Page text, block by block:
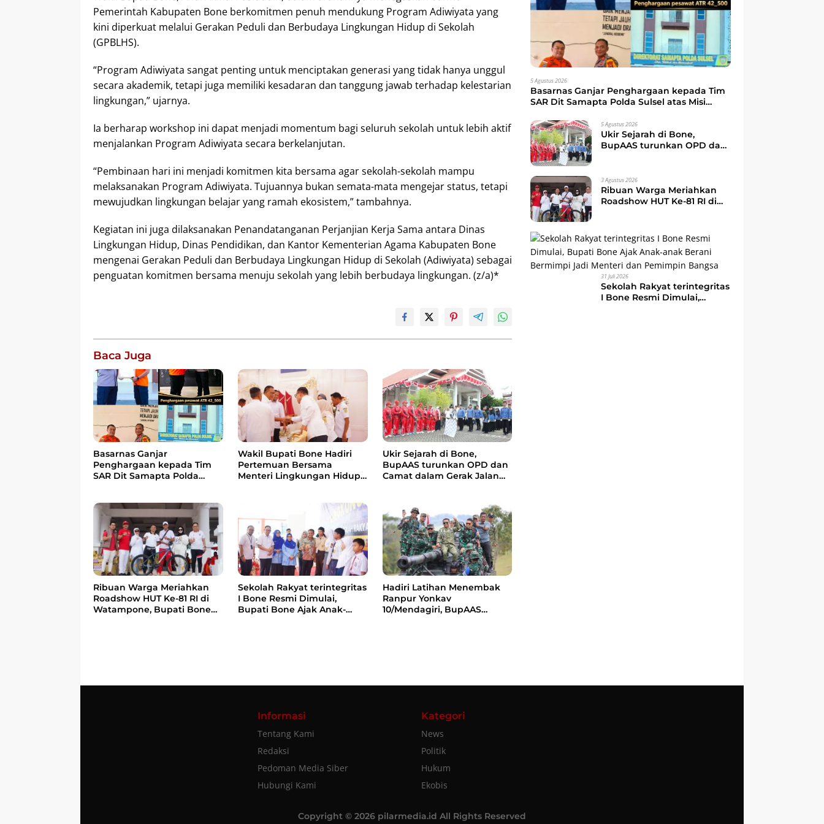
Pemerintah Kabupaten Bone berkomitmen penuh mendukung Program Adiwiyata yang
kini diperkuat melalui Gerakan Peduli dan Berbudaya Lingkungan Hidup di Sekolah
(GPBLHS).
“Program Adiwiyata sangat penting untuk menciptakan generasi yang tidak hanya unggul
secara akademik, tetapi juga memiliki kesadaran dan tanggung jawab terhadap kelestarian
lingkungan,” ujarnya.
Ia berharap workshop ini dapat menjadi momentum bagi seluruh sekolah untuk lebih aktif
menjalankan Program Adiwiyata secara berkelanjutan.
“Pembinaan hari ini menjadi komitmen kita bersama agar sekolah-sekolah mampu
melaksanakan Program Adiwiyata. Tujuannya bukan semata-mata mengejar status, tetapi
mewujudkan lingkungan belajar yang ramah ekosistem,” tambahnya.
Kegiatan ini juga dilaksanakan Penandatanganan Perjanjian Kerja Sama antara Dinas
Lingkungan Hidup, Dinas Pendidikan, dan Kantor Kementerian Agama Kabupaten Bone
mengenai Gerakan Peduli dan Berbudaya Lingkungan Hidup di Sekolah (Adiwiyata) sebagai
penguatan komitmen bersama menuju sekolah yang lebih berbudaya lingkungan. (z/a)*
Baca Juga
Basarnas Ganjar
Penghargaan kepada Tim
SAR Dit Samapta Polda
Wakil Bupati Bone Hadiri
Pertemuan Bersama
Menteri Lingkungan Hidup,
Ukir Sejarah di Bone,
BupAAS turunkan OPD dan
Camat dalam Gerak Jalan
Ribuan Warga Meriahkan
Roadshow HUT Ke-81 RI di
Watampone, Bupati Bone
Sekolah Rakyat terintegritas
I Bone Resmi Dimulai,
Bupati Bone Ajak Anak-
Hadiri Latihan Menembak
Ranpur Yonkav
10/Mendagiri, BupAAS
5 Agustus 2026
Basarnas Ganjar Penghargaan kepada Tim
SAR Dit Samapta Polda Sulsel atas Misi
5 Agustus 2026
Ukir Sejarah di Bone,
BupAAS turunkan OPD dan
3 Agustus 2026
Ribuan Warga Meriahkan
Roadshow HUT Ke-81 RI di
Kebersamaan dan
Semangat Membangun
Daerah
31 Juli 2026
Sekolah Rakyat terintegritas
I Bone Resmi Dimulai,
Informasi
Tentang Kami
Redaksi
Pedoman Media Siber
Hubungi Kami
Kategori
News
Politik
Hukum
Ekobis
Copyright © 2026 pilarmedia.id All Rights Reserved